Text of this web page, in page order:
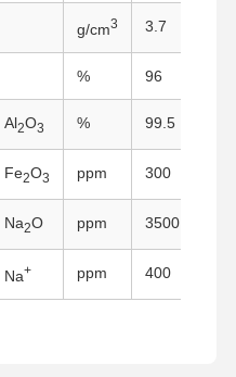
g/cm3 3.7
% 96
Al2O3 % 99.5
Fe2O3 ppm 300
Na2O ppm 3500
Na+ ppm 400